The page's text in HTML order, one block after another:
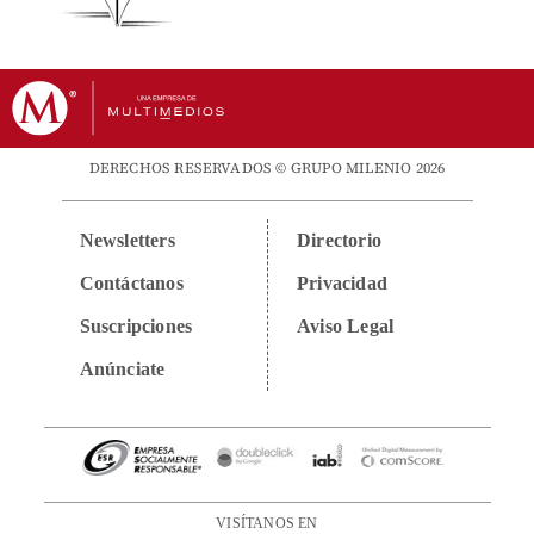
DERECHOS RESERVADOS © GRUPO MILENIO 2026
Newsletters
Contáctanos
Suscripciones
Anúnciate
Directorio
Privacidad
Aviso Legal
VISÍTANOS EN